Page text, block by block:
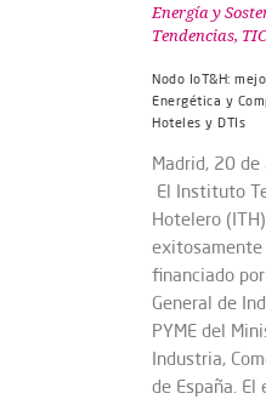
Energía y
Tendencias, TIC
Nodo IoT&H:
Energética y
Hoteles y DTIs
Madrid, 20
El Instituto
Hotelero
financiado
General de
PYME del
Industria,
de España.